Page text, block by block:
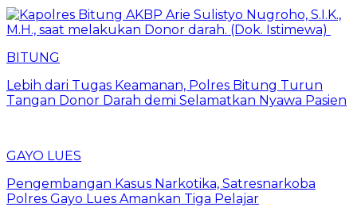
BITUNG
Lebih dari Tugas Keamanan, Polres Bitung Turun
Tangan Donor Darah demi Selamatkan Nyawa Pasien
GAYO LUES
Pengembangan Kasus Narkotika, Satresnarkoba
Polres Gayo Lues Amankan Tiga Pelajar